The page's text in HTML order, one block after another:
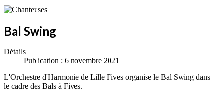
Bal Swing
Détails
Publication : 6 novembre 2021
L'Orchestre d'Harmonie de Lille Fives organise le Bal Swing dans
le cadre des Bals à Fives.